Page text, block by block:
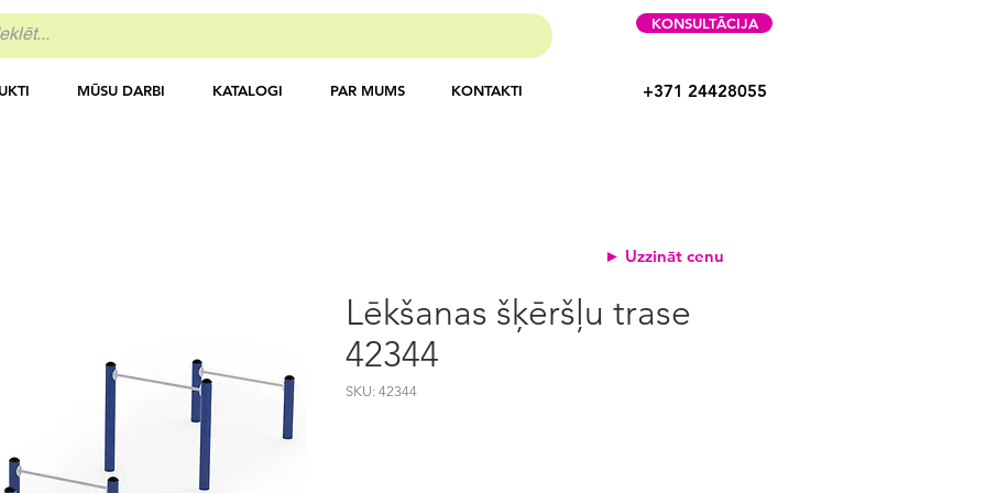
MŪSU DARBI KATALOGI PAR MUMS KONTAKTI
KONSULTĀCIJA
+371 24428055
Lēkšanas šķēršļu trase
42344
SKU: 42344
► Uzzināt cenu